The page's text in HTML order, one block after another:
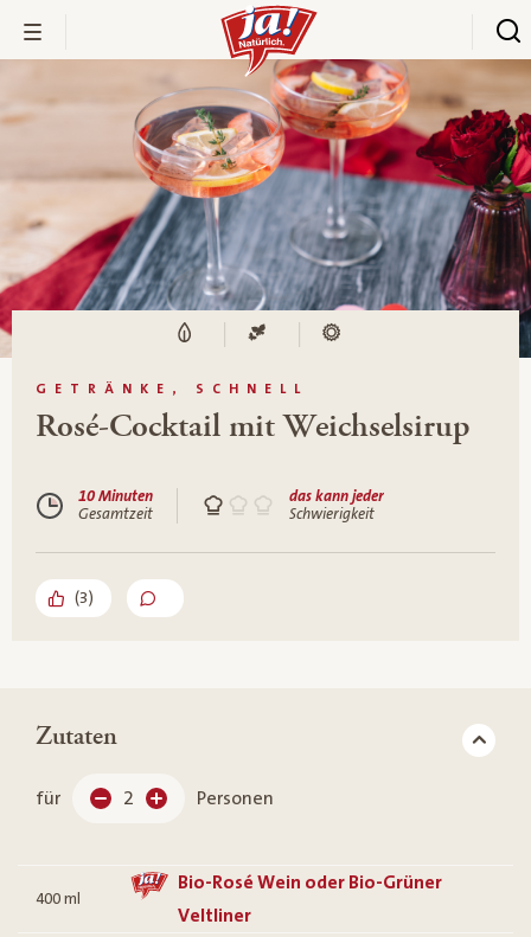
GETRÄNKE, SCHNELL
Rosé-Cocktail mit Weichselsirup
10 Minuten
Gesamtzeit
das kann jeder
Schwierigkeit
(3)
Zutaten
für 2 Personen
400 ml
Bio-Rosé Wein oder Bio-Grüner
Veltliner